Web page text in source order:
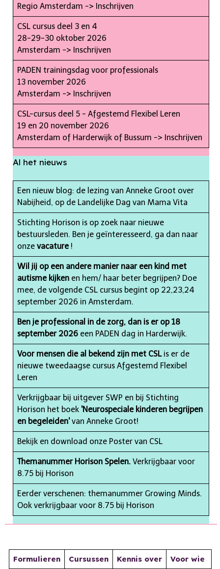
Regio Amsterdam -> Inschrijven
CSL cursus deel 3 en 4
28-29-30 oktober 2026
Amsterdam -> Inschrijven
PADEN trainingsdag voor professionals
13 november 2026
Amsterdam -> Inschrijven
CSL-cursus deel 5 - Afgestemd Flexibel Leren
19 en 20 november 2026
Amsterdam of Harderwijk of Bussum -> Inschrijven
Al het nieuws
Een nieuw blog: de lezing van Anneke Groot over
Nabijheid, op de Landelijke Dag van Mama Vita
Stichting Horison is op zoek naar nieuwe
bestuursleden. Ben je geïnteresseerd, ga dan naar
onze vacature !
Wil jij op een andere manier naar een kind met
autisme kijken en hem/ haar beter begrijpen? Doe
mee, de volgende CSL cursus begint op 22,23,24
september 2026 in Amsterdam.
Ben je professional in de zorg, dan is er op 18
september 2026 een PADEN dag in Harderwijk.
Voor mensen die al bekend zijn met CSLis er de
nieuwe tweedaagse cursus Afgestemd Flexibel
Leren
Verkrijgbaar bij uitgever SWP en bij Stichting
Horison het boek 'Neurospeciale kinderen begrijpen
en begeleiden'van Anneke Groot!
Bekijk en download onze Poster van CSL
Themanummer Horison Spelen. Verkrijgbaar voor
8.75 bij Horison
Eerder verschenen: themanummer Growing Minds.
Ook verkrijgbaar voor 8.75 bij Horison
Formulieren Cursussen Kennis over Voor wie